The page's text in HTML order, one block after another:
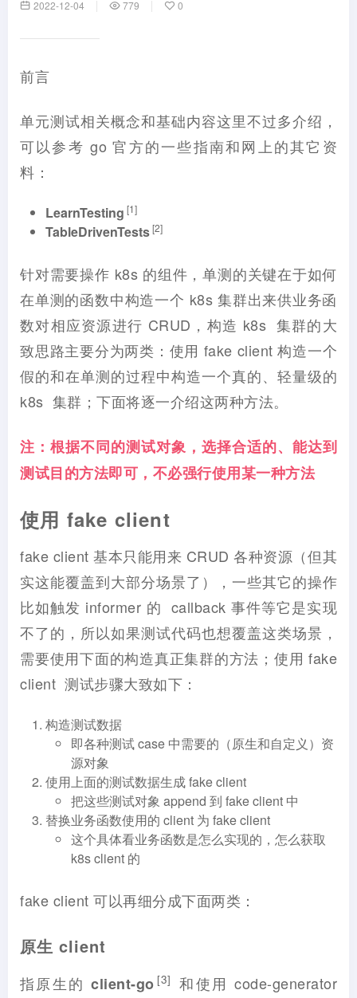
2022-12-04 779 0
前言
单元测试相关概念和基础内容这里不过多介绍，
可以参考 go 官方的一些指南和网上的其它资
料：
LearnTesting [1]
TableDrivenTests[2]
针对需要操作 k8s 的组件，单测的关键在于如何
在单测的函数中构造一个 k8s 集群出来供业务函
数对相应资源进行 CRUD，构造 k8s 集群的大
致思路主要分为两类：使用 fake client 构造一个
假的和在单测的过程中构造一个真的、轻量级的
k8s 集群；下面将逐一介绍这两种方法。
注：根据不同的测试对象，选择合适的、能达到
测试目的方法即可，不必强行使用某一种方法
使用 fake client
fake client 基本只能用来 CRUD 各种资源（但其
实这能覆盖到大部分场景了），一些其它的操作
比如触发 informer 的 callback 事件等它是实现
不了的，所以如果测试代码也想覆盖这类场景，
需要使用下面的构造真正集群的方法；使用 fake
client 测试步骤大致如下：
构造测试数据
即各种测试 case 中需要的（原生和自定义）资
源对象
使用上面的测试数据生成 fake client
把这些测试对象 append 到 fake client 中
替换业务函数使用的 client 为 fake client
这个具体看业务函数是怎么实现的，怎么获取
k8s client 的
fake client 可以再细分成下面两类：
原生 client
指原生的client-go [3]
和使用 code-generator